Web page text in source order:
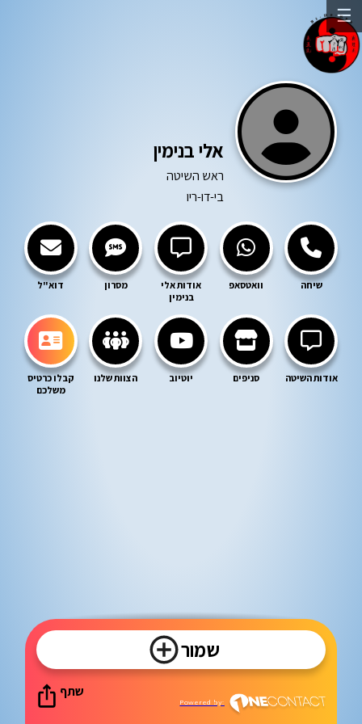
☰
אלי בנימין
ראש השיטה
בי-דו-ריו
שיחה וואטסאפ
אודות אלי
בנימין
מסרון דוא"ל
אודות השיטה סניפים יוטיוב הצוות שלנו
קבלו כרטיס
משלכם
Powered by:
שמור
שתף